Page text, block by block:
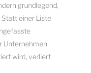
grundlegend,
einer Liste
Unternehmen
wird, verliert